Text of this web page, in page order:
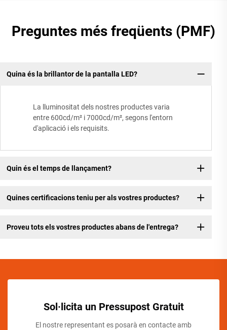
Preguntes més freqüents (PMF)
Quina és la brillantor de la pantalla LED?
La lluminositat dels nostres productes varia
entre 600cd/m² i 7000cd/m², segons l'entorn
d'aplicació i els requisits.
Quin és el temps de llançament?
Quines certificacions teniu per als vostres productes?
Proveu tots els vostres productes abans de l'entrega?
Sol·licita un Pressupost Gratuit
El nostre representant es posarà en contacte amb